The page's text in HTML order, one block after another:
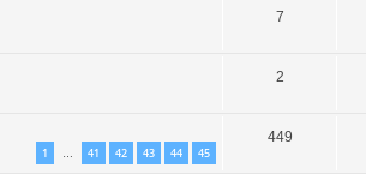
7
2
1 … 41 42 43 44 45
449